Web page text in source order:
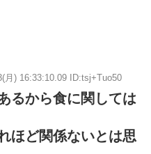
月) 16:33:10.09 ID:tsj+Tuo50
るから食に関しては
ほど関係ないとは思